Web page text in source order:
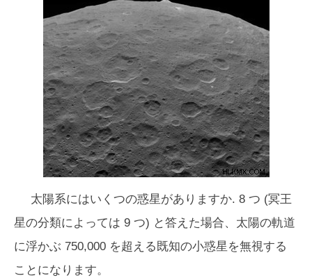
太陽系にはいくつの惑星がありますか. 8 つ (冥王
星の分類によっては 9 つ) と答えた場合、太陽の軌道
に浮かぶ 750,000 を超える既知の小惑星を無視する
ことになります。